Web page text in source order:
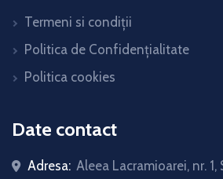
Termeni si condiții
Politica de Confidențialitate
Politica cookies
Date contact
Adresa: Aleea Lacramioarei, nr.